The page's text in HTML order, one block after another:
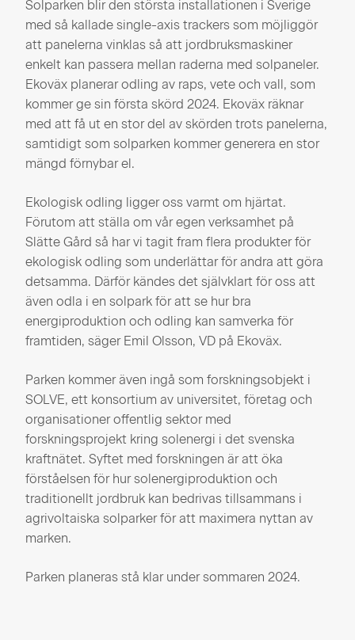
Solparken blir den största installationen i Sverige
med så kallade single-axis trackers som möjliggör
att panelerna vinklas så att jordbruksmaskiner
enkelt kan passera mellan raderna med solpaneler.
Ekoväx planerar odling av raps, vete och vall, som
kommer ge sin första skörd 2024. Ekoväx räknar
med att få ut en stor del av skörden trots panelerna,
samtidigt som solparken kommer generera en stor
mängd förnybar el.
Ekologisk odling ligger oss varmt om hjärtat.
Förutom att ställa om vår egen verksamhet på
Slätte Gård så har vi tagit fram flera produkter för
ekologisk odling som underlättar för andra att göra
detsamma. Därför kändes det självklart för oss att
även odla i en solpark för att se hur bra
energiproduktion och odling kan samverka för
framtiden, säger Emil Olsson, VD på Ekoväx.
Parken kommer även ingå som forskningsobjekt i
SOLVE, ett konsortium av universitet, företag och
organisationer offentlig sektor med
forskningsprojekt kring solenergi i det svenska
kraftnätet. Syftet med forskningen är att öka
förståelsen för hur solenergiproduktion och
traditionellt jordbruk kan bedrivas tillsammans i
agrivoltaiska solparker för att maximera nyttan av
marken.
Parken planeras stå klar under sommaren 2024.